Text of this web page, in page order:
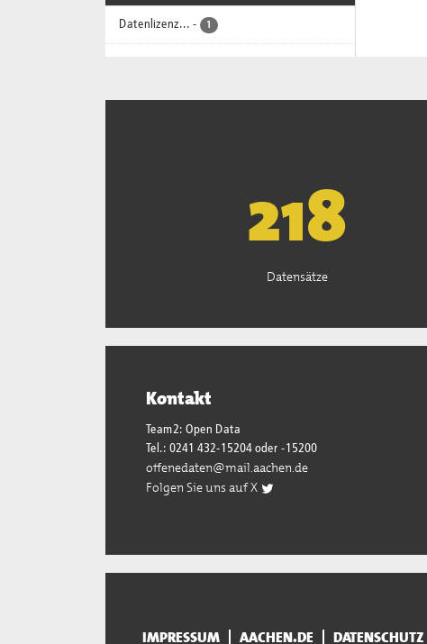
Datenlizenz... - 1
221
Datensätze
Kontakt
Team2: Open Data
Tel.: 0241 432-15204 oder -15200
offenedaten@mail.aachen.de
Folgen Sie uns auf X
IMPRESSUM AACHEN.DE DATENSCHUTZ